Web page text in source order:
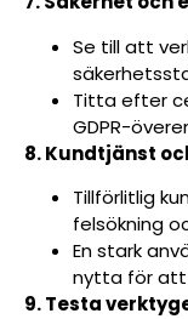
Se till att
Titta efter
GDPR-
8. Kundtjänst
Tillförlitlig
felsökning
En stark
nytta för att
9. Testa